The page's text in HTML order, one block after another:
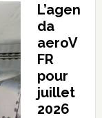
L’agen
da
aeroV
FR
pour
juillet
2026